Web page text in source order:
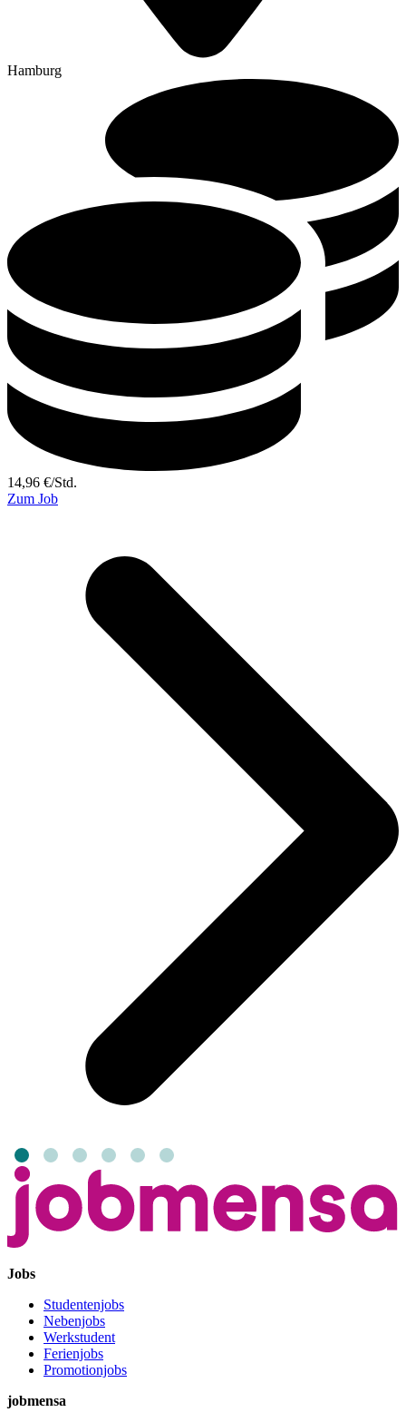
Hamburg
14,96 €/Std.
Zum Job
Jobs
Studentenjobs
Nebenjobs
Werkstudent
Ferienjobs
Promotionjobs
jobmensa